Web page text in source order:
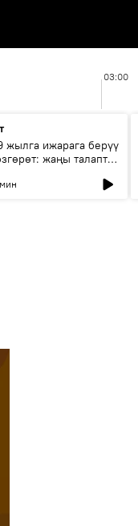
03:00
ижарага берүү
жаңы талаптар